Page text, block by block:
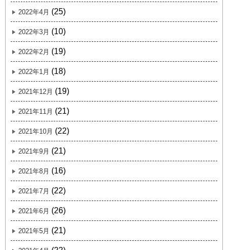
2022年4月 (25)
2022年3月 (10)
2022年2月 (19)
2022年1月 (18)
2021年12月 (19)
2021年11月 (21)
2021年10月 (22)
2021年9月 (21)
2021年8月 (16)
2021年7月 (22)
2021年6月 (26)
2021年5月 (21)